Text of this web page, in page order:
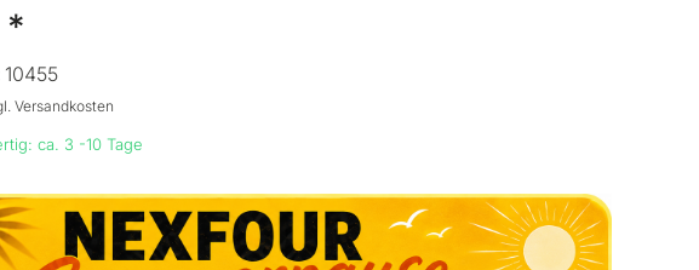
*
10455
Versandkosten
ca. 3 -10 Tage